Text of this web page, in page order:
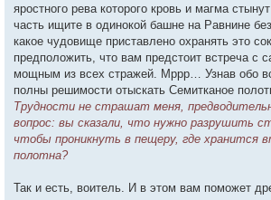
яростного рева которого кровь и магма
часть ищите в одинокой башне на Равнине
какое чудовище приставлено охранять это
предположить, что вам предстоит встреча с
мощным из всех стражей. Мррр… Узнав обо
полны решимости отыскать Семитканое
Трудности не страшат меня,
вопрос: вы сказали, что нужно разрушить
чтобы проникнуть в пещеру, где хранится
полотна?
Так и есть, воитель. И в этом вам поможет